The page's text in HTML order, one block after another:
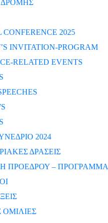
2025
INVITATION-PROGRAM
RELATED EVENTS
2024
ΔΡΑΣΕΙΣ
ΠΡΟΕΔΡΟΥ – ΠΡΟΓΡΑΜΜΑ
ΟΜΙΛΙΕΣ